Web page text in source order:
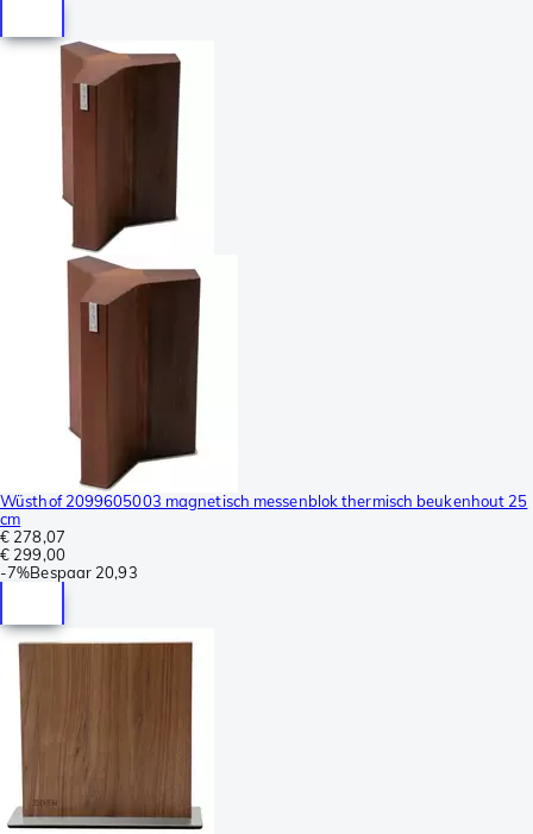
Wüsthof 2099605003 magnetisch messenblok thermisch beukenhout 25
cm
€ 278,07
€ 299,00
-7%Bespaar 20,93